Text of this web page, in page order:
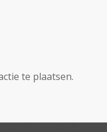
te plaatsen.